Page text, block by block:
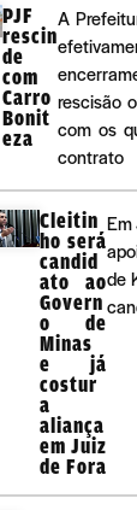
PJF
rescin
de
com
Carro
Bonit
eza
A
rescisão
com os
contrato
Cleitin
ho será
candid
ato ao
Govern
o de
Minas
e já
costur
a
aliança
em Juiz
de Fora
de